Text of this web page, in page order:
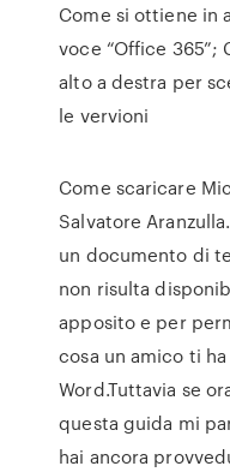
Come si ottiene in
voce “Office 365”;
alto a destra per
le vervioni
Come scaricare
Salvatore
un documento di
non risulta
apposito e per
cosa un amico ti
Word.Tuttavia se
questa guida mi
hai ancora